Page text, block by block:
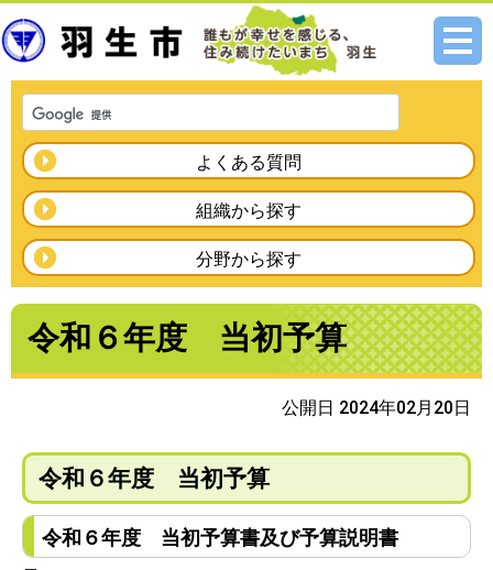
メニ
よくある質問
組織から探す
分野から探す
令和６年度 当初予算
公開日 2024年02月20日
令和６年度 当初予算
令和６年度 当初予算書及び予算説明書